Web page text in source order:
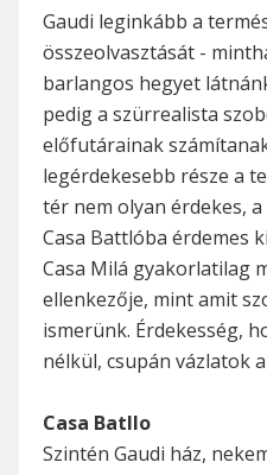
Gaudi leginkább a
összeolvasztását -
barlangos hegyet
pedig a szürrealista
előfutárainak
legérdekesebb része a
tér nem olyan érdekes,
Casa Battlóba érdemes
Casa Milá gyakorlatilag
ellenkezője, mint amit
ismerünk. Érdekesség,
nélkül, csupán vázlatok
Casa Batllo
Szintén Gaudi ház,